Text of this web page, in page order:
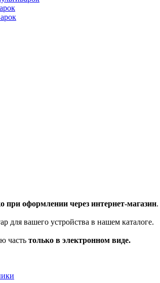
при оформлении через интернет-магазин.
для вашего устройства в нашем каталоге.
часть только в электронном виде.